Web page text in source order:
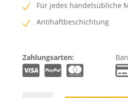
Für jedes handelsübliche
Antihaftbeschichtung
Zahlungsarten: